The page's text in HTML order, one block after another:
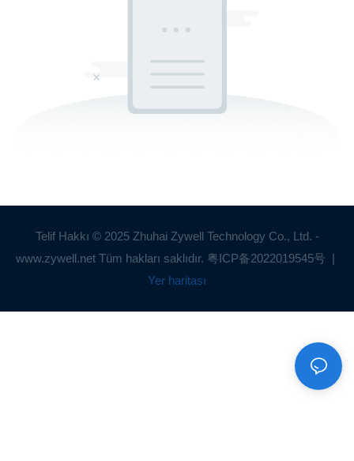
Telif Hakkı © 2025 Zhuhai Zywell Technology Co., Ltd. -
www.zywell.net Tüm hakları saklıdır. 粤ICP备2022019545号 |
Yer haritası